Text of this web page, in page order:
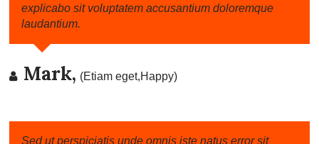
explicabo sit voluptatem accusantium doloremque
laudantium.
Mark, (Etiam eget,Happy)
Sed ut perspiciatis unde omnis iste natus error sit